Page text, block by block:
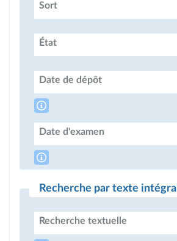
Sort
État
Date de dépôt
Date d'examen
Recherche par texte intégral
Recherche textuelle